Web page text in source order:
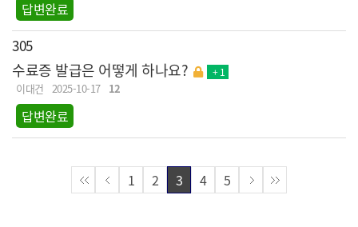
답변완료
305
수료증 발급은 어떻게 하나요? + 1
이대건 2025-10-17 12
답변완료
1 2 3 4 5